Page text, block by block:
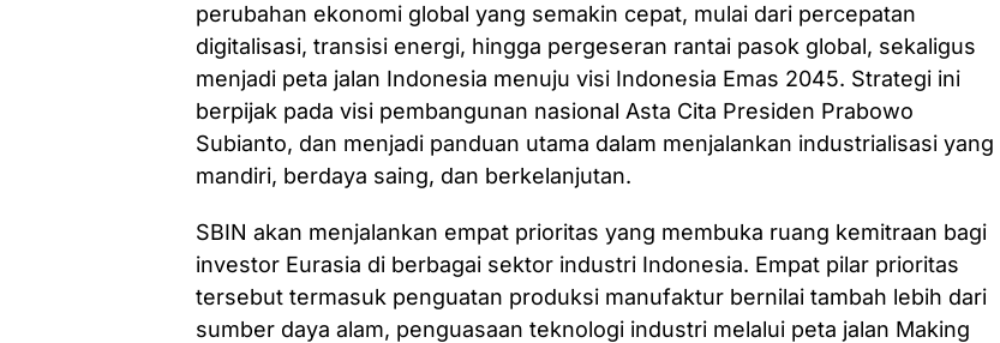
perubahan ekonomi global yang semakin cepat, mulai dari percepatan
digitalisasi, transisi energi, hingga pergeseran rantai pasok global, sekaligus
menjadi peta jalan Indonesia menuju visi Indonesia Emas 2045. Strategi ini
berpijak pada visi pembangunan nasional Asta Cita Presiden Prabowo
Subianto, dan menjadi panduan utama dalam menjalankan industrialisasi yang
mandiri, berdaya saing, dan berkelanjutan.
SBIN akan menjalankan empat prioritas yang membuka ruang kemitraan bagi
investor Eurasia di berbagai sektor industri Indonesia. Empat pilar prioritas
tersebut termasuk penguatan produksi manufaktur bernilai tambah lebih dari
sumber daya alam, penguasaan teknologi industri melalui peta jalan Making